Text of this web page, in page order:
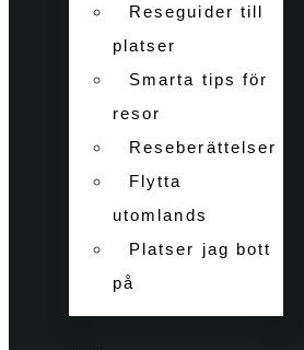
Reseguider till
platser
Smarta tips för
resor
Reseberättelser
Flytta
utomlands
Platser jag bott
på